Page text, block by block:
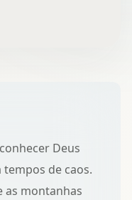
Deus
de caos.
as montanhas